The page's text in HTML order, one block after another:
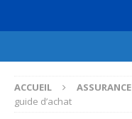
ACCUEIL ASSURANCE
guide d’achat